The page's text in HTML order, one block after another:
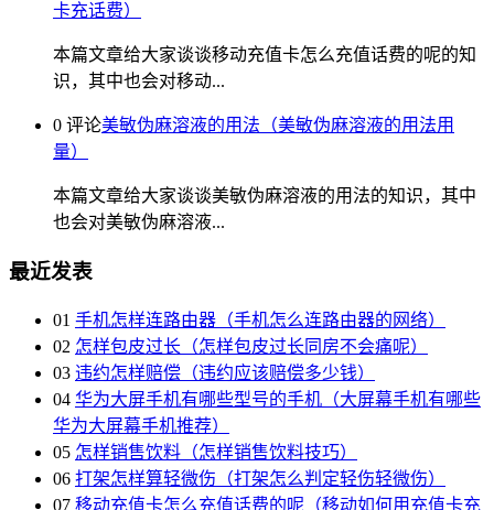
卡充话费）
本篇文章给大家谈谈移动充值卡怎么充值话费的呢的知
识，其中也会对移动...
0 评论美敏伪麻溶液的用法（美敏伪麻溶液的用法用
量）
本篇文章给大家谈谈美敏伪麻溶液的用法的知识，其中
也会对美敏伪麻溶液...
最近发表
01 手机怎样连路由器（手机怎么连路由器的网络）
02 怎样包皮过长（怎样包皮过长同房不会痛呢）
03 违约怎样赔偿（违约应该赔偿多少钱）
04 华为大屏手机有哪些型号的手机（大屏幕手机有哪些
华为大屏幕手机推荐）
05 怎样销售饮料（怎样销售饮料技巧）
06 打架怎样算轻微伤（打架怎么判定轻伤轻微伤）
07 移动充值卡怎么充值话费的呢（移动如何用充值卡充